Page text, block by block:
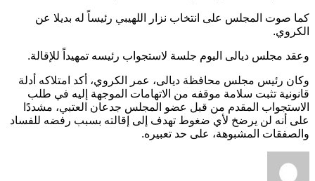
كما صوت المجلس على انتخاب نزار اللهيبي رئيساً له بديلا عن
الكروي.
وعقد مجلس ديالى اليوم جلسة لاستجواب رئيسه تمهيداً للإقالة.
وكان رئيس مجلس محافظة ديالى، عمر الكروي، أكد امتلاكه أدلة
قانونية تثبت سلامة موقفه من الاتهامات الموجهة إليه في طلب
الاستجواب المقدم من قبل عضو المجلس جدعان العتبي، مشددًا
على أنه لن يرضخ لأي ضغوط تهدف إلى إقالته بسبب رفضه للفساد
والصفقات المشبوهة، على حد تعبيره.